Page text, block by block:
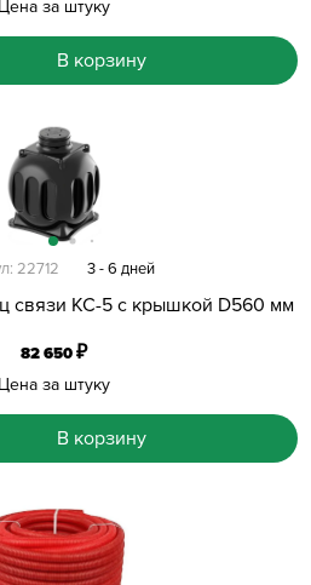
Цена за штуку
В корзину
связи КС-5 с крышкой D560 мм
22712 3 - 6 дней
82 650₽
Цена за штуку
В корзину